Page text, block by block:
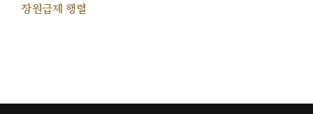
장원급제 행렬